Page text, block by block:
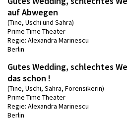
auf Abwegen
(Tine, Uschi und Sahra)
Prime Time Theater
Regie: Alexandra Marinescu
Berlin
Gutes Wedding, schlechtes
das schon !
(Tine, Uschi, Sahra, Forensikerin)
Prime Time Theater
Regie: Alexandra Marinescu
Berlin